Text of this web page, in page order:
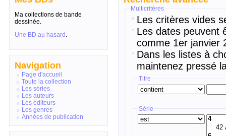
Ma collections de bande
dessinée.
Une BD au hasard .
Navigation
Page d'accueil
Toute la collection
Les séries
Les auteurs
Les éditeurs
Les genres
Années de publication
Multicritères
Les critères vides
Les dates peuvent
comme 1er janvier
Dans les listes à
maintenez pressé
Titre
Série